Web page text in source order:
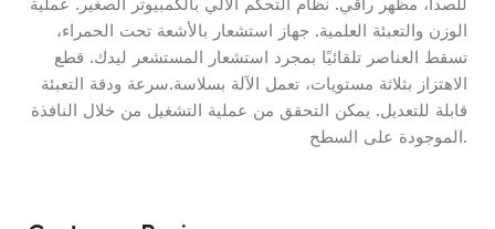
للصدأ، مظهر راقي. نظام التحكم الآلي بالكمبيوتر الصغير. عملية
الوزن والتعبئة العلمية. جهاز استشعار بالأشعة تحت الحمراء،
تسقط العناصر تلقائيًا بمجرد استشعار المستشعر ليدك. قطع
الاهتزاز بثلاثة مستويات، تعمل الآلة بسلاسة.سرعة ودقة التعبئة
قابلة للتعديل. يمكن التحقق من عملية التشغيل من خلال النافذة
الموجودة على السطح.